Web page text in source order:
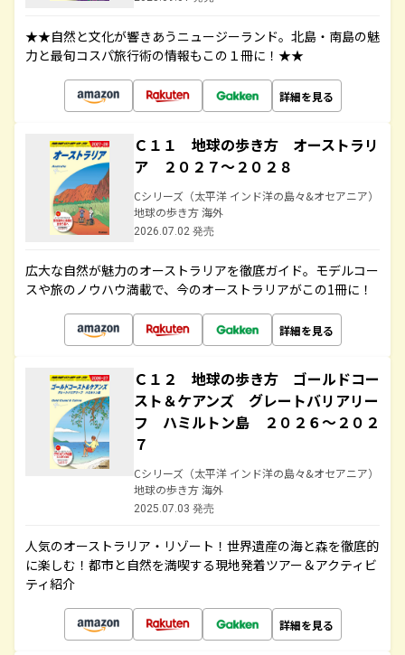
★★自然と文化が響きあうニュージーランド。北島・南島の魅
力と最旬コスパ旅行術の情報もこの１冊に！★★
詳細を見る
Ｃ１１ 地球の歩き方 オーストラリ
ア ２０２７～２０２８
Cシリーズ（太平洋 インド洋の島々&オセアニア）
地球の歩き方 海外
2026.07.02 発売
広大な自然が魅力のオーストラリアを徹底ガイド。モデルコー
スや旅のノウハウ満載で、今のオーストラリアがこの1冊に！
詳細を見る
Ｃ１２ 地球の歩き方 ゴールドコー
スト＆ケアンズ グレートバリアリー
フ ハミルトン島 ２０２６～２０２
７
Cシリーズ（太平洋 インド洋の島々&オセアニア）
地球の歩き方 海外
2025.07.03 発売
人気のオーストラリア・リゾート！世界遺産の海と森を徹底的
に楽しむ！都市と自然を満喫する現地発着ツアー＆アクティビ
ティ紹介
詳細を見る